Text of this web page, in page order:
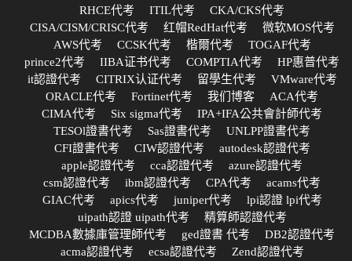
RHCE代考
ITIL代考
CKA/CKS代考
CISA/CISM/CRISC代考
红帽RedHat代考
微软MOS代考
AWS代考
CCSK代考 楷爾代考
TOGAF代考
prince2代考
IIBA证书代考 COMPTIA代考
HP惠普代考
it認證代考
CITRIX认证代考 留學生代考
VMware代考
ORACLE代考
Fortinet代考 我们博客
ACA代考
CIMA代考
Six sigma代考
IPA+IFA公共會計師代考
TESOl證書代考
Sas證書代考
UNLPP證書代考
CFI證書代考
CIW認證代考
autodesk認證代考
apple認證代考
cca認證代考
azure認證代考
csm認證代考
ibm認證代考 CPA代考
acams代考
GIAC代考
apics代考 juniper代考
lpi認證 lpi代考
uipath認證 uipath代考
精算師認證代考
MCDBA數據庫管理師代考
ged證書 代考
DB2認證代考
acma認證代考
ecsa認證代考
Zend認證代考